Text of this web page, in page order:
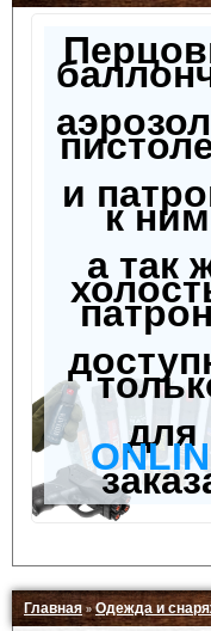
и
к
а так
для
Главная»Одежда и